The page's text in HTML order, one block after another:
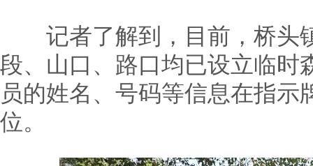
记者了解到，目前，桥头
段、山口、路口均已设立临时
员的姓名、号码等信息在指示
位。